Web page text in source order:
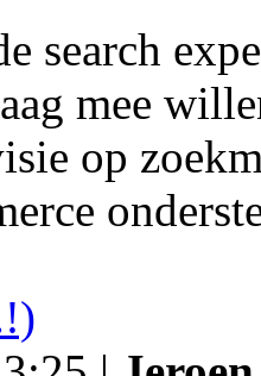
search
mee
op